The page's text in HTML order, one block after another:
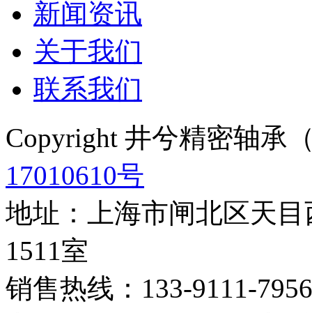
新闻资讯
关于我们
联系我们
Copyright 井兮精密轴承
17010610号
地址：上海市闸北区天
1511室
销售热线：133-9111-7956